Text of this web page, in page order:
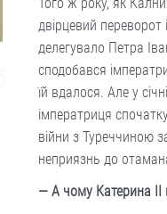
двірцевий
делегувало Петра
сподобався
їй вдалося. Але у
імператриця
війни з Туреччиною
неприязнь до
— А чому Катерина II